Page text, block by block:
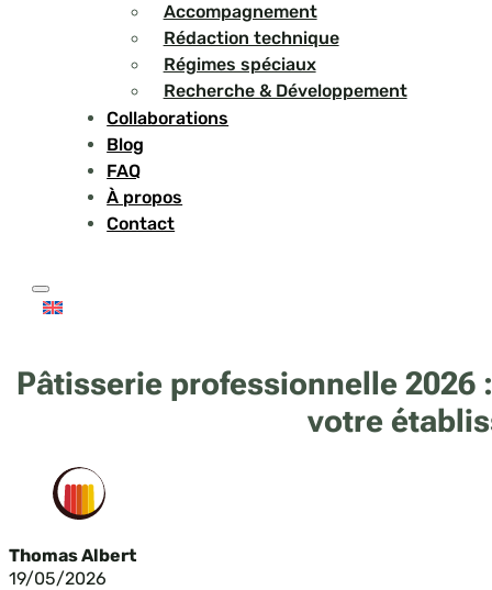
Accompagnement
Rédaction technique
Régimes spéciaux
Recherche & Développement
Collaborations
Blog
FAQ
À propos
Contact
Pâtisserie professionnelle
votre
Thomas Albert
19/05/2026